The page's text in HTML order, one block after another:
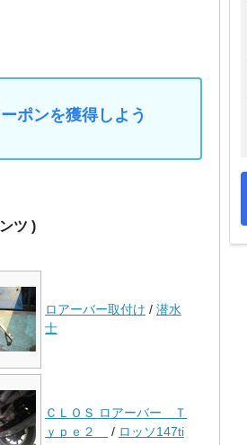
ポンを獲得しよう
ツ )
ロアーバー取付け / 潜水
士
ＣＬＯＳ ロアーバー Ｔ
ｙｐｅ２
/ ロッソ147ti